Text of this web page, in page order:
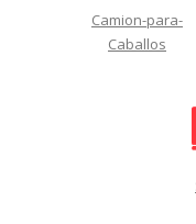
Camion-para-
Caballos